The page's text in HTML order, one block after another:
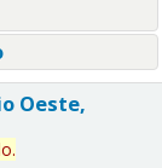
Oeste,
.